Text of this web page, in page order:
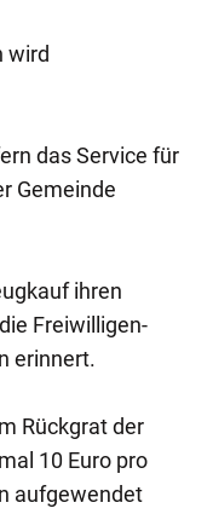
wird
das Service für
Gemeinde
ihren
Freiwilligen-
erinnert.
Rückgrat der
10 Euro pro
aufgewendet